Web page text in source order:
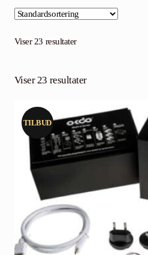
Kontakt
Dansk
Viser 23 resultater
Viser 23 resultater
TILBUD